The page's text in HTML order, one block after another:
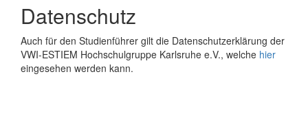
Datenschutz
Auch für den Studienführer gilt die Datenschutzerklärung der
VWI-ESTIEM Hochschulgruppe Karlsruhe e.V., welche hier
eingesehen werden kann.